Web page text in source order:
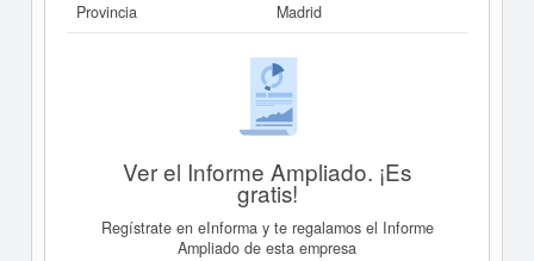
Provincia
Madrid
Ver el Informe Ampliado. ¡Es
gratis!
Regístrate en eInforma y te regalamos el Informe
Ampliado de esta empresa